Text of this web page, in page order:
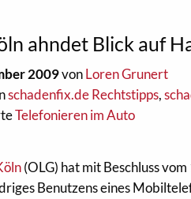
ahndet Blick auf
2009vonLoren Grunert
schadenfix.de Rechtstipps,
Telefonieren im Auto
(OLG) hat mit Beschluss
Benutzens eines